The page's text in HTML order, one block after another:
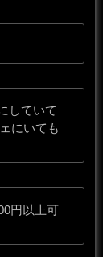
していて
にいても
円以上可